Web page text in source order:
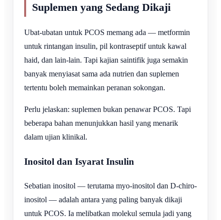
Suplemen yang Sedang Dikaji
Ubat-ubatan untuk PCOS memang ada — metformin
untuk rintangan insulin, pil kontraseptif untuk kawal
haid, dan lain-lain. Tapi kajian saintifik juga semakin
banyak menyiasat sama ada nutrien dan suplemen
tertentu boleh memainkan peranan sokongan.
Perlu jelaskan: suplemen bukan penawar PCOS. Tapi
beberapa bahan menunjukkan hasil yang menarik
dalam ujian klinikal.
Inositol dan Isyarat Insulin
Sebatian inositol — terutama myo-inositol dan D-chiro-
inositol — adalah antara yang paling banyak dikaji
untuk PCOS. Ia melibatkan molekul semula jadi yang